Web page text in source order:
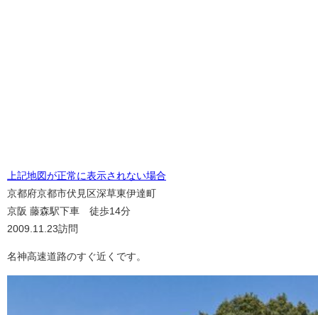
上記地図が正常に表示されない場合
京都府京都市伏見区深草東伊達町
京阪 藤森駅下車 徒歩14分
2009.11.23訪問
名神高速道路のすぐ近くです。